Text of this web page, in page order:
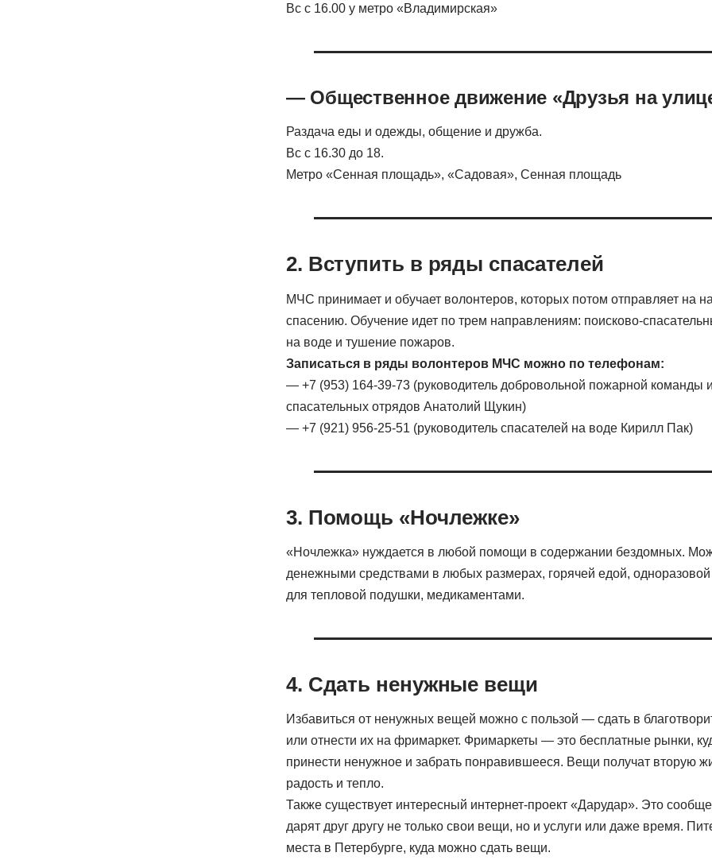
Вс с 16.00 у метро «Владимирская»
— Общественное движение «Друзья на
Раздача еды и одежды, общение и дружба.
Вс с 16.30 до 18.
Метро «Сенная площадь», «Садовая», Сенная площадь
2. Вступить в ряды спасателей
МЧС принимает и обучает волонтеров, которых потом отправляет на
спасению. Обучение идет по трем направлениям: поисково-
на воде и тушение пожаров.
Записаться в ряды волонтеров МЧС можно по телефонам:
— +7 (953) 164-39-73 (руководитель добровольной пожарной команды
спасательных отрядов Анатолий Щукин)
— +7 (921) 956-25-51 (руководитель спасателей на воде Кирилл Пак)
3. Помощь «Ночлежке»
«Ночлежка» нуждается в любой помощи в содержании бездомных.
денежными средствами в любых размерах, горячей едой,
для тепловой подушки, медикаментами.
4. Сдать ненужные вещи
Избавиться от ненужных вещей можно с пользой — сдать в
или отнести их на фримаркет. Фримаркеты — это бесплатные рынки,
принести ненужное и забрать понравившееся. Вещи получат вторую
радость и тепло.
Также существует интересный интернет-проект «Дарудар». Это
дарят друг другу не только свои вещи, но и услуги или даже время.
места в Петербурге, куда можно сдать вещи.